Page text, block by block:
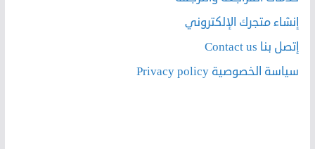
إنشاء متجرك الإلكتروني
إتصل بنا Contact us
سياسة الخصوصية Privacy policy